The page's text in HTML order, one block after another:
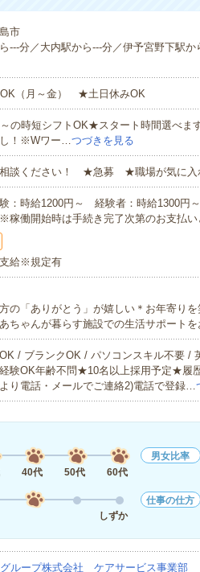
市
---分／大内駅から---分／伊予宮野下駅
OK（月～金） ★土日休みOK
の時短シフトOK★スタート時間選べま
し！※Wワー…つづきを見る
相談ください！ ★急募 ★職場が気に入
：時給1200円～ 経験者：時給1300
稼働開始時は手続き完了次第のお支払い
給※規定有
の「ありがとう」が嬉しい＊お年寄り
ちゃんが暮らす施設での生活サポート
/ ブランクOK / パソコンスキル不要 /
験OK年齢不問★10名以上採用予定★履
り電話・メールでご連絡2)電話で登録…
40代 50代 60代
男女比率
しずか
仕事の仕方
ループ株式会社 ケアサービス事業部